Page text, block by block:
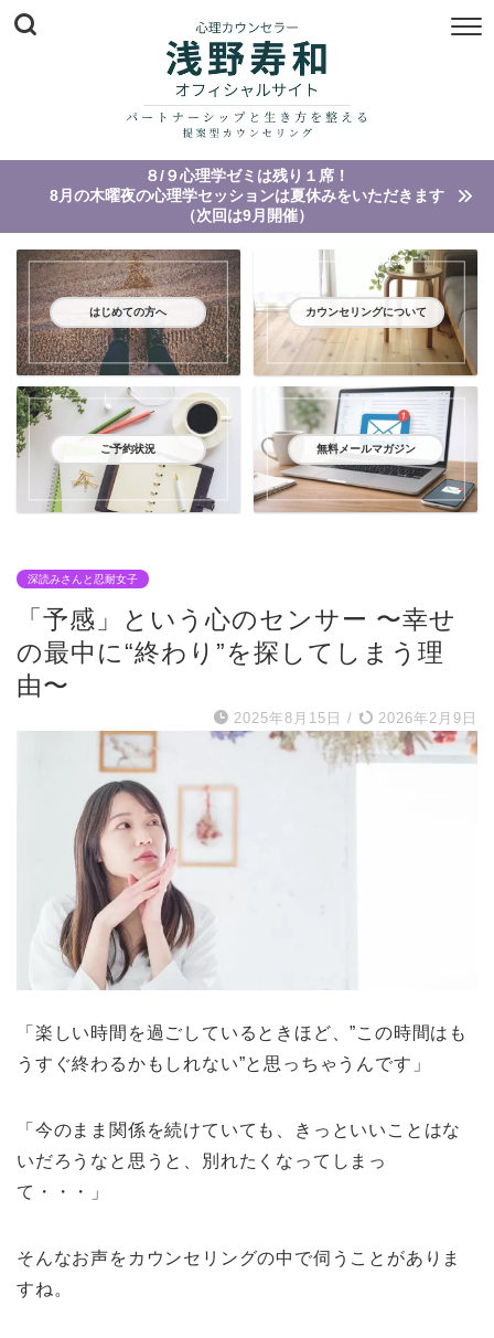
８/９心理学ゼミは残り１席！
8月の木曜夜の心理学セッションは夏休みをいただきます
（次回は9月開催）
はじめての方へ カウンセリングについて
ご予約状況 無料メールマガジン
深読みさんと忍耐女子
「予感」という心のセンサー 〜幸せ
の最中に“終わり”を探してしまう理
由〜
2025年8月15日 / 2026年2月9日
「楽しい時間を過ごしているときほど、”この時間はも
うすぐ終わるかもしれない”と思っちゃうんです」
「今のまま関係を続けていても、きっといいことはな
いだろうなと思うと、別れたくなってしまっ
て・・・」
そんなお声をカウンセリングの中で伺うことがありま
すね。